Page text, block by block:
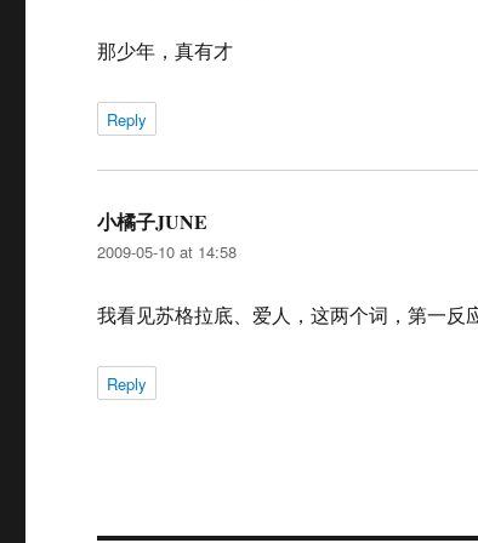
那少年，真有才
Reply
小橘子JUNE
2009-05-10 at 14:58
我看见苏格拉底、爱人，这两个词，第一反
Reply